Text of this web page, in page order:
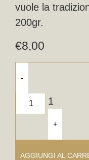
vuole la
200gr.
€8,00
-
1
+
AGGIUNGI AL